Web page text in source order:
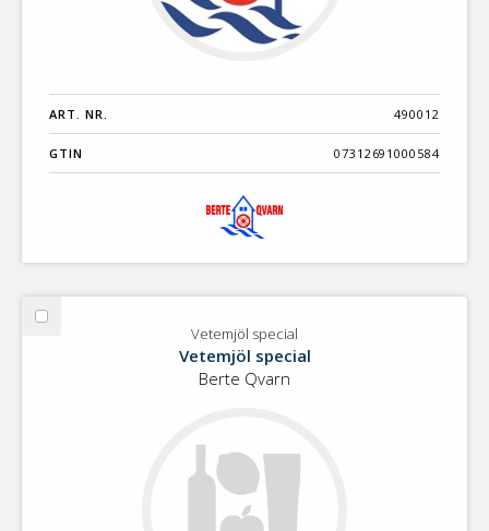
ART. NR. 490012
GTIN 07312691000584
Välj
Vetemjöl special
Vetemjöl special
Berte Qvarn